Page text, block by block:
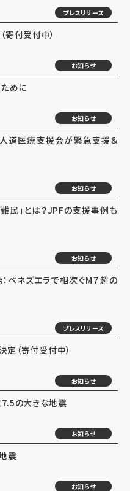
プレスリリース
寄付受付中）
お知らせ
ために
お知らせ
道医療支援会が緊急支援＆
お知らせ
民」とは？JPFの支援事例も
お知らせ
ベネズエラで相次ぐM７超の
プレスリリース
定（寄付受付中）
お知らせ
7.5の大きな地震
お知らせ
震
お知らせ